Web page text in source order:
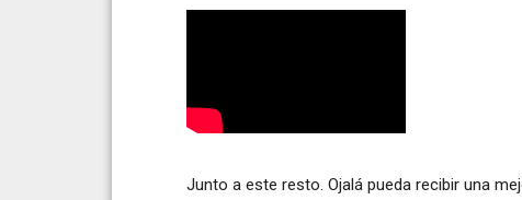
Junto a este resto. Ojalá pueda recibir una